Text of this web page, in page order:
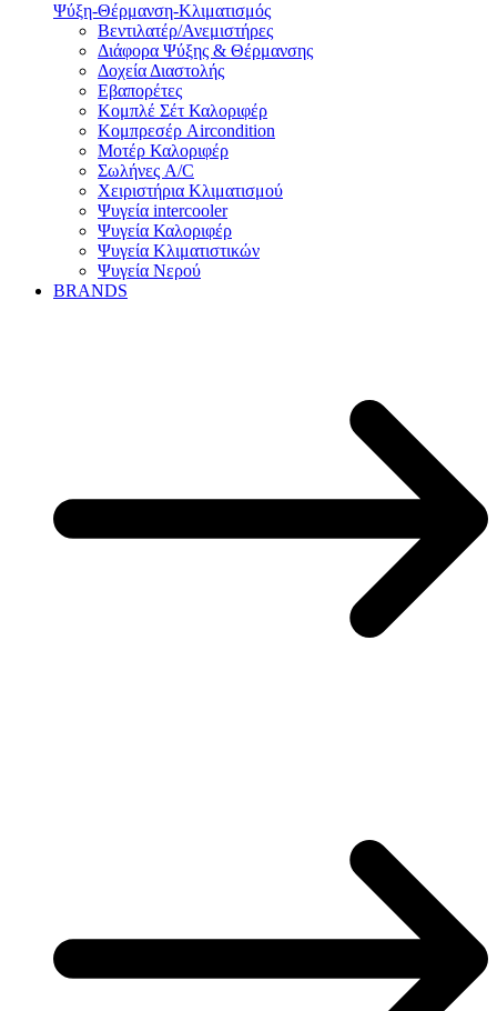
Ψύξη-Θέρμανση-Κλιματισμός
Βεντιλατέρ/Ανεμιστήρες
Διάφορα Ψύξης & Θέρμανσης
Δοχεία Διαστολής
Εβαπορέτες
Κομπλέ Σέτ Καλοριφέρ
Κομπρεσέρ Aircondition
Μοτέρ Καλοριφέρ
Σωλήνες A/C
Χειριστήρια Κλιματισμού
Ψυγεία intercooler
Ψυγεία Καλοριφέρ
Ψυγεία Κλιματιστικών
Ψυγεία Νερού
BRANDS